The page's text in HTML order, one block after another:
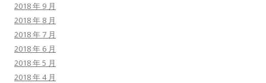
2018 年 9 月
2018 年 8 月
2018 年 7 月
2018 年 6 月
2018 年 5 月
2018 年 4 月